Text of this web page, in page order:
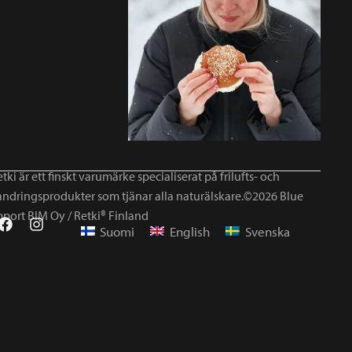
är ett finskt varumärke specialiserat på frilufts- och
som tjänar alla naturälskare.©2026 Blue
BIM Oy / Retki® Finland
Suomi English Svenska